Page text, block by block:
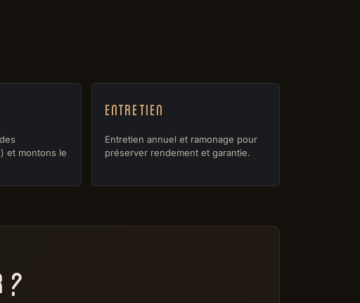
et montons le
Entretien
Entretien annuel et ramonage pour
préserver rendement et garantie.
?